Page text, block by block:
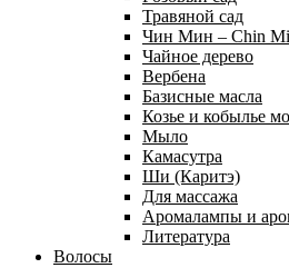
Травяной сад
Чин Мин – Chin
Чайное дерево
Вербена
Базисные масла
Козье и кобылье
Мыло
Камасутра
Ши (Каритэ)
Для массажа
Аромалампы и
Литература
Волосы